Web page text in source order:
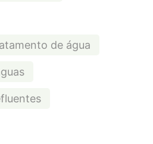
de água